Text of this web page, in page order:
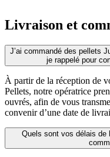
Livraison et
J’ai commandé des pellets
je rappelé pour
À partir de la réception de
Pellets, notre opératrice
ouvrés, afin de vous
convenir d’une date de
Quels sont vos délais de